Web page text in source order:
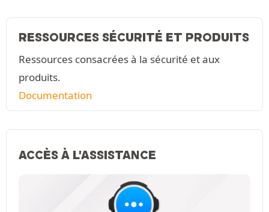
RESSOURCES SÉCURITÉ ET PRODUITS
Ressources consacrées à la sécurité et aux
produits.
Documentation
ACCÈS À L'ASSISTANCE